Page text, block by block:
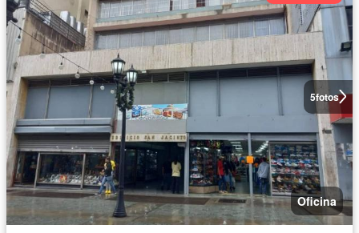
5fotos
Oficina